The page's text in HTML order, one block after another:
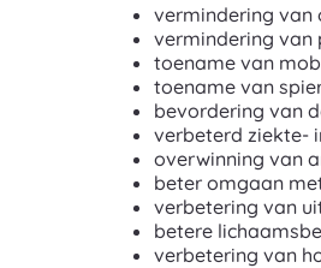
vermindering van
vermindering van
toename van
toename van
bevordering van
verbeterd ziekte-
overwinning van
beter omgaan
verbetering van
betere
verbetering van